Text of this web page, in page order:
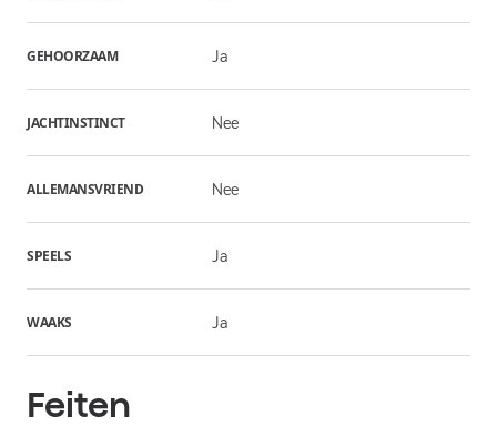
GEHOORZAAM Ja
JACHTINSTINCT Nee
ALLEMANSVRIEND Nee
SPEELS Ja
WAAKS Ja
Feiten